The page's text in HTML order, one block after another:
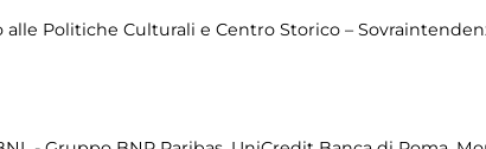
alle Politiche Culturali e Centro Storico –